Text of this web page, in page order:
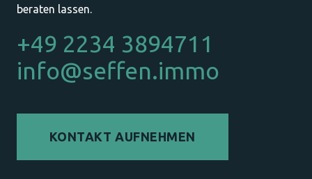
beraten lassen.
+49 2234 3894711
info@seffen.immo
KONTAKT AUFNEHMEN